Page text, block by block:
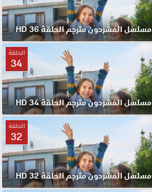
مسلسل المشردون مترجم الحلقة 36 HD
الحلقة
34
مسلسل المشردون مترجم الحلقة 34 HD
الحلقة
32
مسلسل المشردون مترجم الحلقة 32 HD